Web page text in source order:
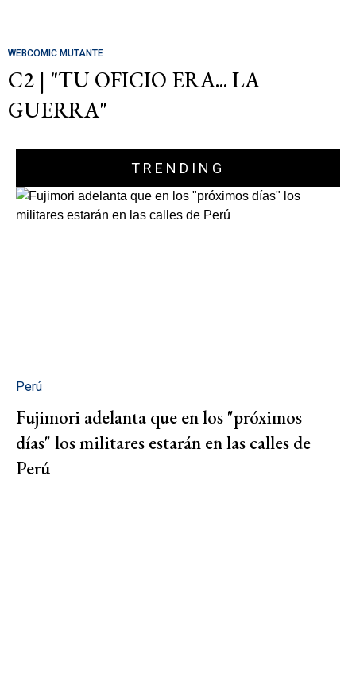
WEBCOMIC MUTANTE
C2 | "TU OFICIO ERA... LA
GUERRA"
TRENDING
Perú
Fujimori adelanta que en los "próximos
días" los militares estarán en las calles de
Perú